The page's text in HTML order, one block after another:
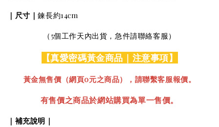
｜尺寸｜鍊長約14cm
（5個工作天內出貨，急件請聯絡客服）
【真愛密碼黃金商品｜注意事項】
黃金無售價（網頁0元之商品），請聯繫客服報價。
有售價之商品於網站購買為單一售價。
｜補充說明｜